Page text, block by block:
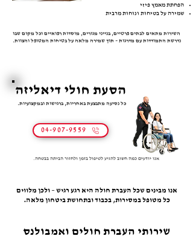
הפחתת מאמץ פיזי
שמירה על בטיחות ונוחות מרבית
השירות מתאים לבתים פרטיים, בנייני מגורים, מוסדות רפואיים וכל מקום שבו
נדרשת התמודדות עם מדרגות – תוך שמירה מלאה על בטיחות המטופל והצוות.
הסעת חולי דיאליזה
אנו יודעים כמה חשוב להגיע לטיפול בזמן ולחזור הביתה בבטחה.
כל נסיעה מתבצעת באחריות, ברגישות ובמקצועיות.
04-907-9559
אנו מבינים שכל העברת חולה היא רגע רגיש – ולכן מלווים
כל מטופל במסירות, בכבוד ובתחושת ביטחון מלאה.
שירותי העברת חולים ואמבולנס